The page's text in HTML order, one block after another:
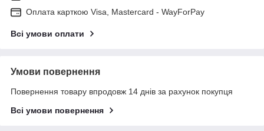
Оплата карткою Visa, Mastercard - WayForPay
Всі умови оплати
Умови повернення
Повернення товару впродовж 14 днів за рахунок покупця
Всі умови повернення